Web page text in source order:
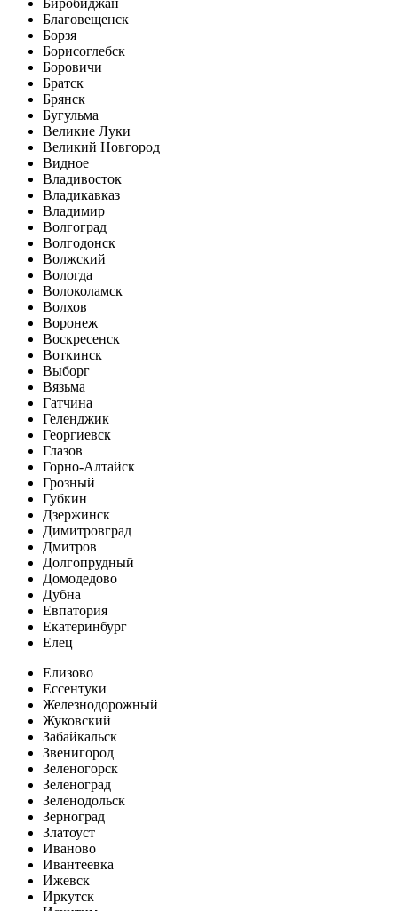
Благовещенск
Борзя
Борисоглебск
Боровичи
Братск
Брянск
Бугульма
Великие Луки
Великий Новгород
Видное
Владивосток
Владикавказ
Владимир
Волгоград
Волгодонск
Волжский
Вологда
Волоколамск
Волхов
Воронеж
Воскресенск
Воткинск
Выборг
Вязьма
Гатчина
Геленджик
Георгиевск
Глазов
Горно-Алтайск
Грозный
Губкин
Дзержинск
Димитровград
Дмитров
Долгопрудный
Домодедово
Дубна
Евпатория
Екатеринбург
Елец
Елизово
Ессентуки
Железнодорожный
Жуковский
Забайкальск
Звенигород
Зеленогорск
Зеленоград
Зеленодольск
Зерноград
Златоуст
Иваново
Ивантеевка
Ижевск
Иркутск